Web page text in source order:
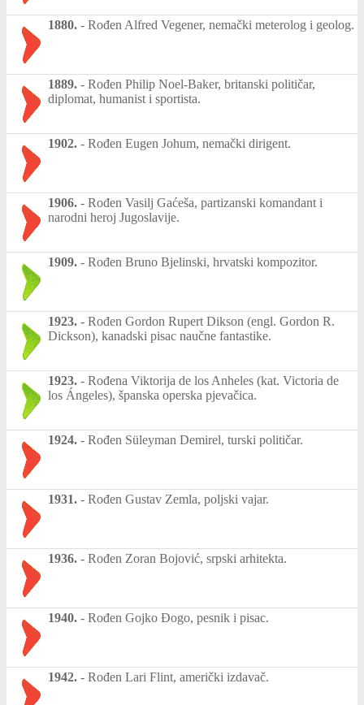
1880. - Rođen Alfred Vegener, nemački meterolog i geolog.
1889. - Rođen Philip Noel-Baker, britanski političar,
diplomat, humanist i sportista.
1902. - Rođen Eugen Johum, nemački dirigent.
1906. - Rođen Vasilj Gaćeša, partizanski komandant i
narodni heroj Jugoslavije.
1909. - Rođen Bruno Bjelinski, hrvatski kompozitor.
1923. - Rođen Gordon Rupert Dikson (engl. Gordon R.
Dickson), kanadski pisac naučne fantastike.
1923. - Rođena Viktorija de los Anheles (kat. Victoria de
los Ángeles), španska operska pjevačica.
1924. - Rođen Süleyman Demirel, turski političar.
1931. - Rođen Gustav Zemla, poljski vajar.
1936. - Rođen Zoran Bojović, srpski arhitekta.
1940. - Rođen Gojko Đogo, pesnik i pisac.
1942. - Rođen Lari Flint, američki izdavač.